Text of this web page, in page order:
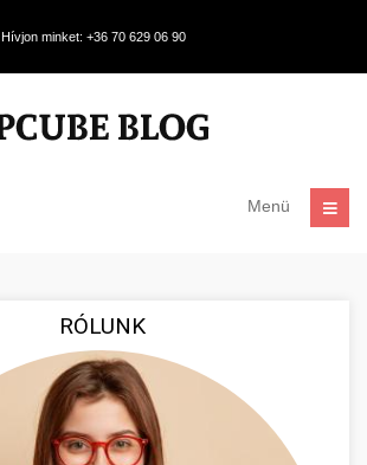
Hívjon minket: +36 70 629 06 90
Menü
RÓLUNK